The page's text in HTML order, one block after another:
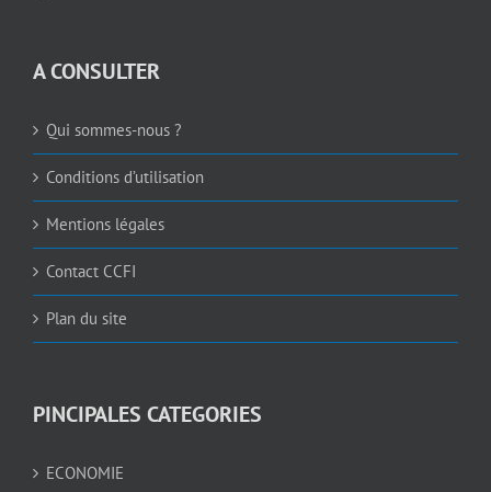
A CONSULTER
Qui sommes-nous ?
Conditions d’utilisation
Mentions légales
Contact CCFI
Plan du site
PINCIPALES CATEGORIES
ECONOMIE